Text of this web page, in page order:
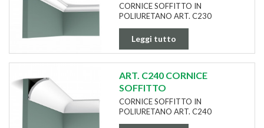
CORNICE SOFFITTO IN
POLIURETANO ART. C230
Leggi tutto
ART. C240 CORNICE
SOFFITTO
CORNICE SOFFITTO IN
POLIURETANO ART. C240